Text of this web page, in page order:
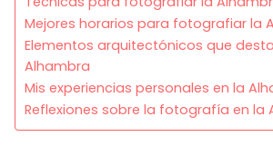
Mejores horarios para fotografiar la
Elementos arquitectónicos que
Alhambra
Mis experiencias personales en la
Reflexiones sobre la fotografía en la